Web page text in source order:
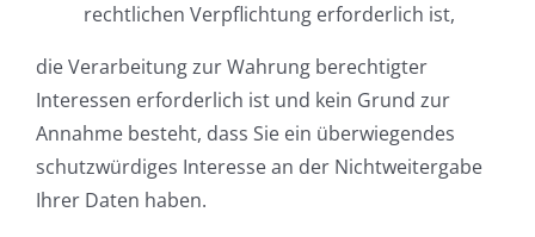
rechtlichen Verpflichtung erforderlich ist,
die Verarbeitung zur Wahrung berechtigter
Interessen erforderlich ist und kein Grund zur
Annahme besteht, dass Sie ein überwiegendes
schutzwürdiges Interesse an der Nichtweitergabe
Ihrer Daten haben.